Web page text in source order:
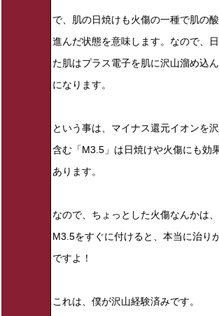
で、肌の日焼けも火傷の一種で肌の
進んだ状態を意味します。なので、
た肌はプラス電子を肌に沢山溜め込
になります。
という事は、マイナス還元イオンを
含む「M3.5」は日焼けや火傷にも効
あります。
なので、ちょっとした火傷なんかは、
M3.5をすぐに付けると、本当に治り
ですよ！
これは、僕が沢山経験済みです。